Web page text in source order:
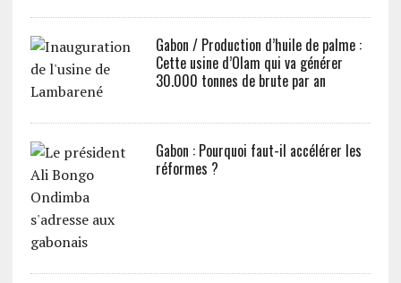
Gabon / Production d’huile de palme :
Cette usine d’Olam qui va générer
30.000 tonnes de brute par an
Gabon : Pourquoi faut-il accélérer les
réformes ?